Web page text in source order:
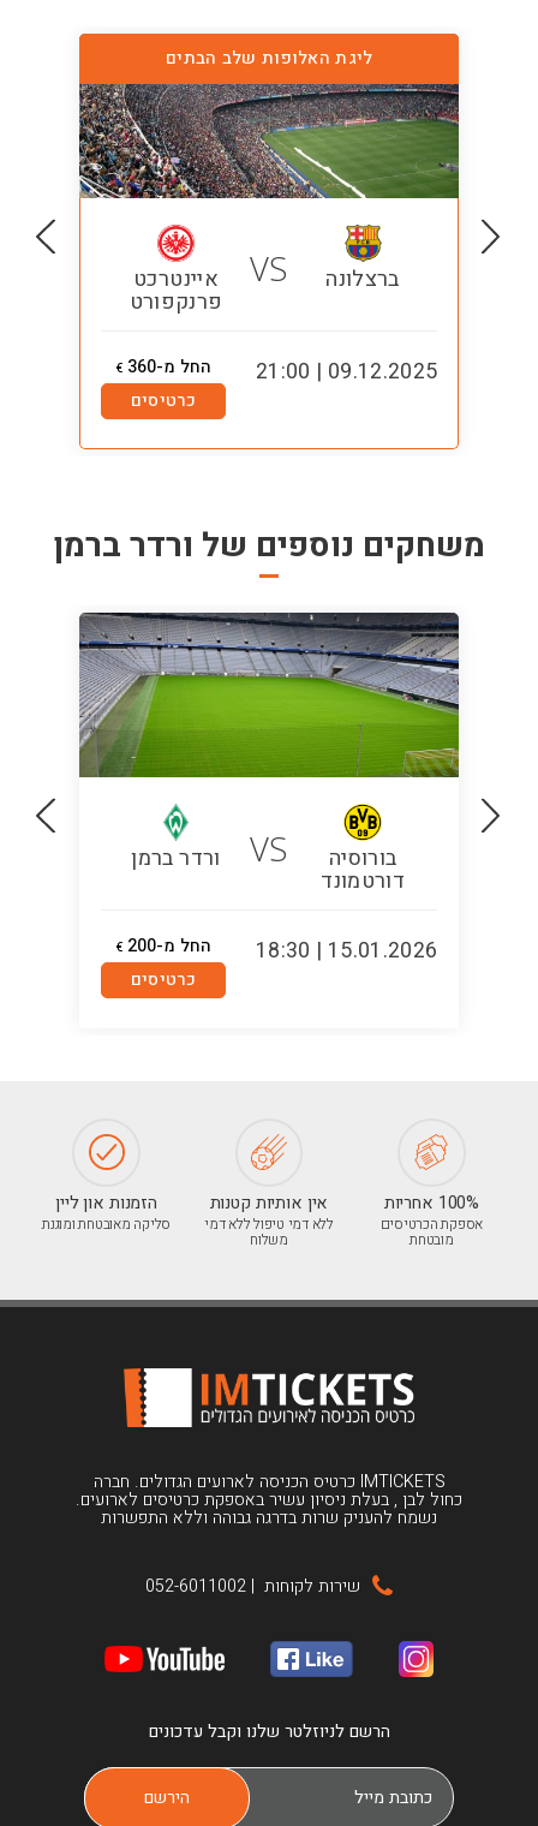
ליגת האלופות שלב הבתים
ברצלונה VS איינטרכט
פרנקפורט
09.12.2025 | 21:00 החל מ-360 €
כרטיסים
משחקים נוספים של ורדר ברמן
בורוסיה
דורטמונד
VS ורדר ברמן
15.01.2026 | 18:30 החל מ-200 €
כרטיסים
100% אחריות
אספקת הכרטיסים
מובטחת
אין אותיות קטנות
ללא דמי טיפול ללא דמי
משלוח
הזמנות און ליין
סליקה מאובטחת ומוגנת
IMTICKETS כרטיס הכניסה לארועים הגדולים. חברה
כחול לבן , בעלת ניסיון עשיר באספקת כרטיסים לארועים.
נשמח להעניק שרות בדרגה גבוהה וללא התפשרות
שירות לקוחות |
052-6011002
הרשם לניוזלטר שלנו וקבל עדכונים